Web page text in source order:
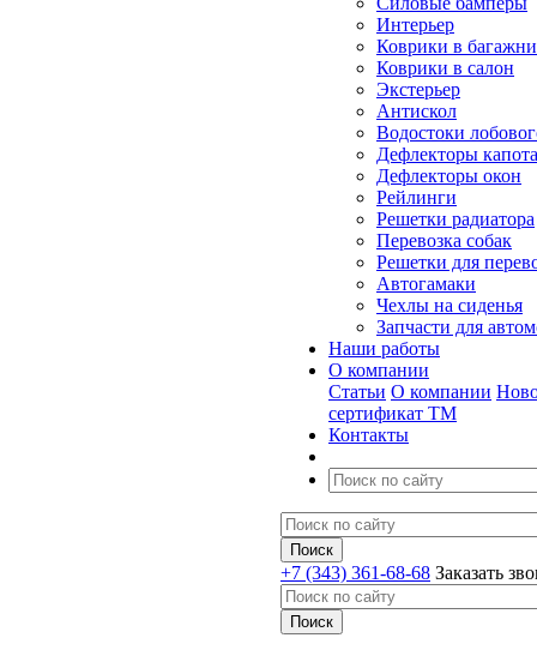
Интерьер
Коврики в
Коврики в салон
Экстерьер
Антискол
Водостоки
Дефлекторы капота
Дефлекторы окон
Рейлинги
Решетки радиатора
Перевозка собак
Решетки для
Автогамаки
Чехлы на сиденья
Запчасти для
Наши работы
О компании
Статьи О компании
сертификат ТМ
Контакты
+7 (343) 361-68-68 Заказать